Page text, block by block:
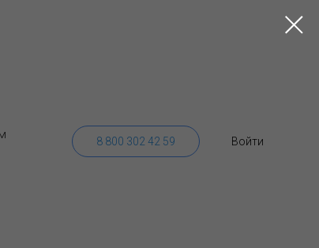
8 800 302 42 59 Войти